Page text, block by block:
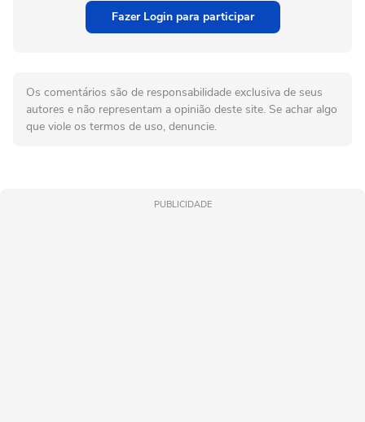
Fazer Login para participar
Os comentários são de responsabilidade exclusiva de seus
autores e não representam a opinião deste site. Se achar algo
que viole os termos de uso, denuncie.
PUBLICIDADE